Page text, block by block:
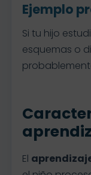
Ejemplo
Si tu hijo
esquemas o
El